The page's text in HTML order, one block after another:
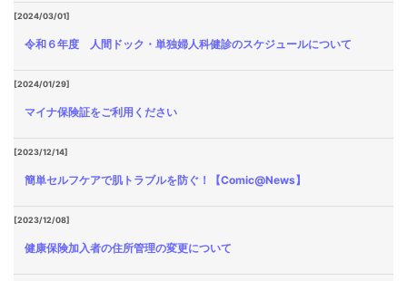
[2024/03/01]
令和６年度 人間ドック・単独婦人科健診のスケジュールについて
[2024/01/29]
マイナ保険証をご利用ください
[2023/12/14]
簡単セルフケアで肌トラブルを防ぐ！【Comic@News】
[2023/12/08]
健康保険加入者の住所管理の変更について